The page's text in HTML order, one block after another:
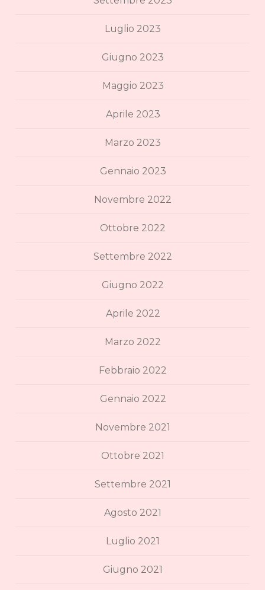
Luglio 2023
Giugno 2023
Maggio 2023
Aprile 2023
Marzo 2023
Gennaio 2023
Novembre 2022
Ottobre 2022
Settembre 2022
Giugno 2022
Aprile 2022
Marzo 2022
Febbraio 2022
Gennaio 2022
Novembre 2021
Ottobre 2021
Settembre 2021
Agosto 2021
Luglio 2021
Giugno 2021